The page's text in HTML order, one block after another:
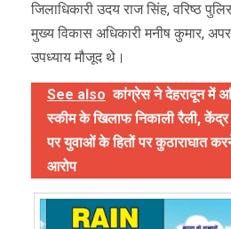
जिलाधिकारी उदय राज सिंह, वरिष्ठ
मुख्य विकास अधिकारी मनीष कुमार,
उपध्याय मौजूद थे।
See also कांग्रेस ने देहरादून में
स्कीम के खिलाफ निकाली रैली,
पर युवाओं के हितों पर कुठाराघात
आरोप